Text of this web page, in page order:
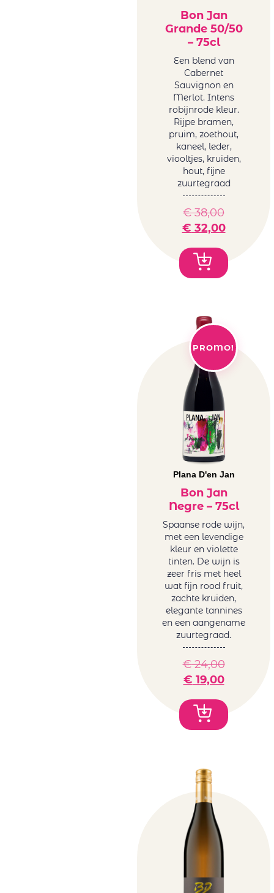
Bon Jan
Grande 50/50
– 75cl
Een blend van
Cabernet
Sauvignon en
Merlot. Intens
robijnrode kleur.
Rijpe bramen,
pruim, zoethout,
kaneel, leder,
viooltjes, kruiden,
hout, fijne
zuurtegraad
€38,00
€ 32,00
PROMO!
Plana D'en Jan
Bon Jan
Negre – 75cl
Spaanse rode wijn,
met een levendige
kleur en violette
tinten. De wijn is
zeer fris met heel
wat fijn rood fruit,
zachte kruiden,
elegante tannines
en een aangename
zuurtegraad.
€24,00
€ 19,00